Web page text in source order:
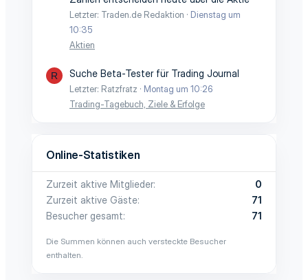
Letzter: Traden.de Redaktion
Dienstag um
10:35
Aktien
R Suche Beta-Tester für Trading Journal
Letzter: Ratzfratz
Montag um 10:26
Trading-Tagebuch, Ziele & Erfolge
Online-Statistiken
Zurzeit aktive Mitglieder
0
Zurzeit aktive Gäste
71
Besucher gesamt
71
Die Summen können auch versteckte Besucher
enthalten.